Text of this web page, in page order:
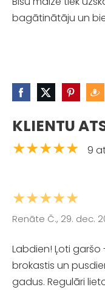
bagātinātāju un
KLIENTU
★★★★★
9
★★★★★
Renāte Č., 29. dec.
Labdien! Ļoti
brokastis un
gadus. Regulāri